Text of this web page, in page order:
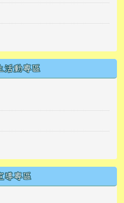
活動專區
導專區